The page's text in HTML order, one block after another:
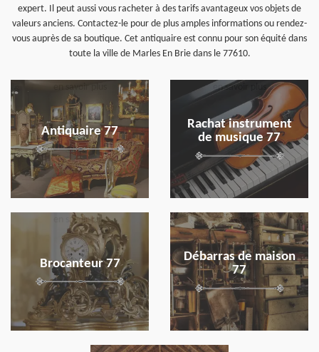
expert. Il peut aussi vous racheter à des tarifs avantageux vos objets de
valeurs anciens. Contactez-le pour de plus amples informations ou rendez-
vous auprès de sa boutique. Cet antiquaire est connu pour son équité dans
toute la ville de Marles En Brie dans le 77610.
Antiquaire 77
en savoir plus
Rachat instrument
de musique 77
en savoir plus
Brocanteur 77
en savoir plus
Débarras de maison
77
en savoir plus